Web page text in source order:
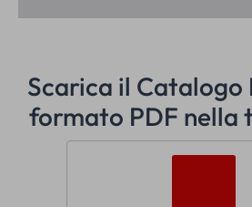
Scarica il Catalogo
formato PDF nella